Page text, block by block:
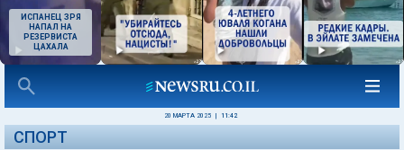
ИСПАНЕЦ ЗРЯ
НАПАЛ НА
РЕЗЕРВИСТА
ЦАХАЛА
20 МАРТА 2025 11:42
СПОРТ